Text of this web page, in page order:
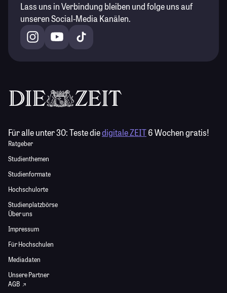
Lass uns in Verbindung bleiben und folge uns auf
unseren Social-Media Kanälen.
Für alle unter 30:Teste diedigitale ZEIT6 Wochen gratis!
Ratgeber
Studienthemen
Studienformate
Hochschulorte
Studienplatzbörse
Über uns
Impressum
Für Hochschulen
Mediadaten
Unsere Partner
AGB